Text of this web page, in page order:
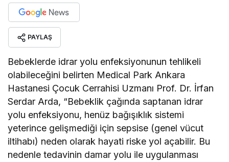
PAYLAŞ
Bebeklerde idrar yolu enfeksiyonunun tehlikeli
olabileceğini belirten Medical Park Ankara
Hastanesi Çocuk Cerrahisi Uzmanı Prof. Dr. İrfan
Serdar Arda, “Bebeklik çağında saptanan idrar
yolu enfeksiyonu, henüz bağışıklık sistemi
yeterince gelişmediği için sepsise (genel vücut
iltihabı) neden olarak hayati riske yol açabilir. Bu
nedenle tedavinin damar yolu ile uygulanması